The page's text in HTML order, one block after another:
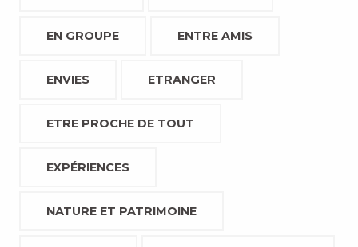
EN GROUPE ENTRE AMIS
ENVIES ETRANGER
ETRE PROCHE DE TOUT
EXPÉRIENCES
NATURE ET PATRIMOINE